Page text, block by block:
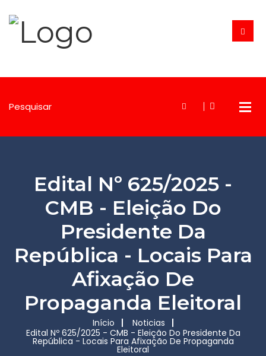
Edital Nº 625/2025 -
CMB - Eleição Do
Presidente Da
República - Locais Para
Afixação De
Propaganda Eleitoral
Início
Noticias
Edital Nº 625/2025 - CMB - Eleição Do Presidente Da
República - Locais Para Afixação De Propaganda
Eleitoral